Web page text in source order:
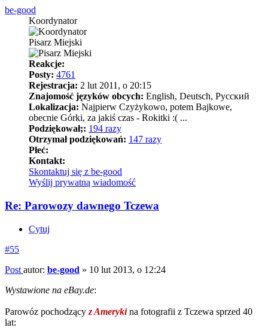
be-good
Koordynator
Pisarz Miejski
Reakcje:
Posty: 4761
Rejestracja: 2 lut 2011, o 20:15
Znajomość języków obcych: English, Deutsch, Pусский
Lokalizacja: Najpierw Czyżykowo, potem Bajkowe,
obecnie Górki, za jakiś czas - Rokitki :( ...
Podziękował;: 194 razy
Otrzymał podziękowań: 147 razy
Płeć:
Kontakt:
Skontaktuj się z be-good
Wyślij prywatną wiadomość
Re: Parowozy dawnego Tczewa
Cytuj
#55
Post autor: be-good » 10 lut 2013, o 12:24
Wystawione na eBay.de:
Parowóz pochodzący z Amerykina fotografii z Tczewa sprzed 40
lat: